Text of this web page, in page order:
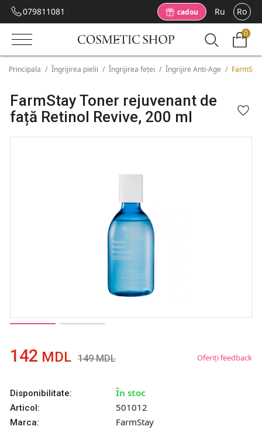
079811081 cadou Ru Ro
0
Principala / Îngrijirea pielii / Îngrijirea feței / Îngrijire Anti-Age /
FarmStay Toner rejuvenant de
față Retinol Revive, 200 ml
142 MDL 149MDL Oferiți feedback
Disponibilitate: În stoc
Articol: 501012
Marca: FarmStay